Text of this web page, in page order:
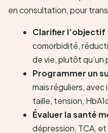
en consultation, pour
Clarifier l’objectif
comorbidité,
de vie, plutôt qu’un
Programmer un
mais réguliers,
taille, tension,
Évaluer la santé
dépression, TCA,